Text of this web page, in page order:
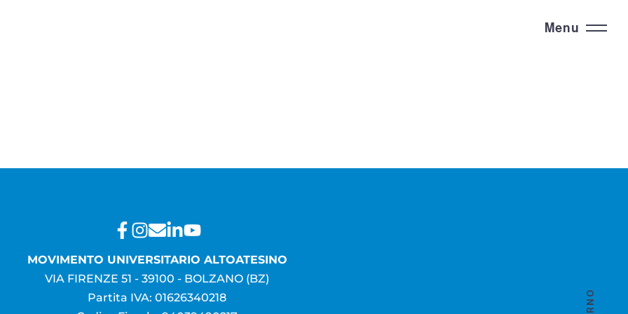
Menu
MOVIMENTO UNIVERSITARIO ALTOATESINO
VIA FIRENZE 51 - 39100 - BOLZANO (BZ)
Partita IVA: 01626340218